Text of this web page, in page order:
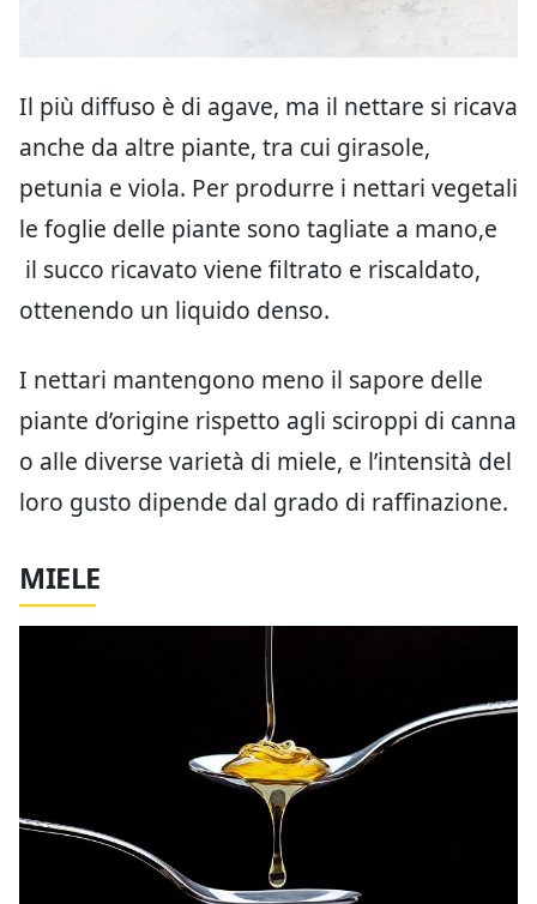
Il più diffuso è di agave, ma il nettare si ricava
anche da altre piante, tra cui girasole,
petunia e viola. Per produrre i nettari vegetali
le foglie delle piante sono tagliate a mano,e
il succo ricavato viene filtrato e riscaldato,
ottenendo un liquido denso.
I nettari mantengono meno il sapore delle
piante d’origine rispetto agli sciroppi di canna
o alle diverse varietà di miele, e l’intensità del
loro gusto dipende dal grado di raffinazione.
MIELE